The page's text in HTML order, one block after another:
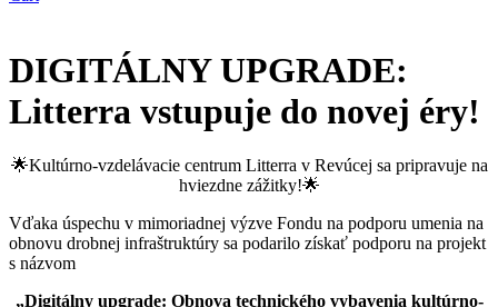
DIGITÁLNY UPGRADE:
Litterra vstupuje do novej éry!
🌟Kultúrno-vzdelávacie centrum Litterra v Revúcej sa pripravuje na
hviezdne zážitky!🌟
Vďaka úspechu v mimoriadnej výzve Fondu na podporu umenia na
obnovu drobnej infraštruktúry sa podarilo získať podporu na projekt
s názvom
„Digitálny upgrade: Obnova technického vybavenia kultúrno-